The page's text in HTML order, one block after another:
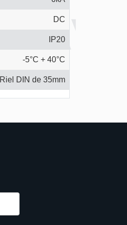
DC
IP20
-5°C + 40°C
Riel DIN de 35mm